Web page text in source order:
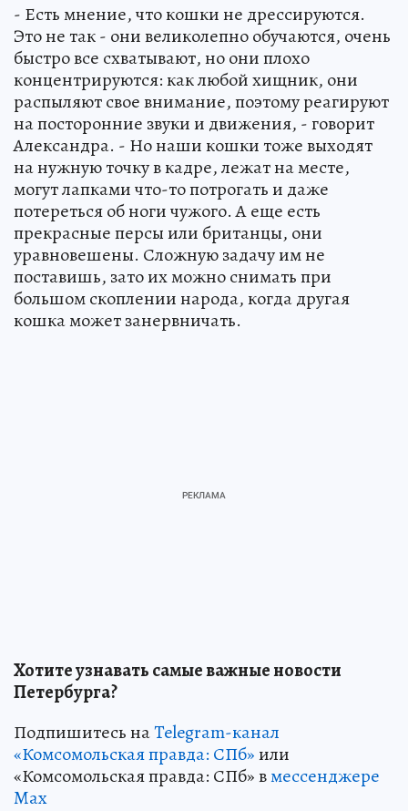
- Есть мнение, что кошки не дрессируются.
Это не так - они великолепно обучаются, очень
быстро все схватывают, но они плохо
концентрируются: как любой хищник, они
распыляют свое внимание, поэтому реагируют
на посторонние звуки и движения, - говорит
Александра. - Но наши кошки тоже выходят
на нужную точку в кадре, лежат на месте,
могут лапками что-то потрогать и даже
потереться об ноги чужого. А еще есть
прекрасные персы или британцы, они
уравновешены. Сложную задачу им не
поставишь, зато их можно снимать при
большом скоплении народа, когда другая
кошка может занервничать.
Хотите узнавать самые важные новости
Петербурга?
Подпишитесь наTelegram-канал
«Комсомольская правда: СПб»или
«Комсомольская правда: СПб» вмессенджере
Max